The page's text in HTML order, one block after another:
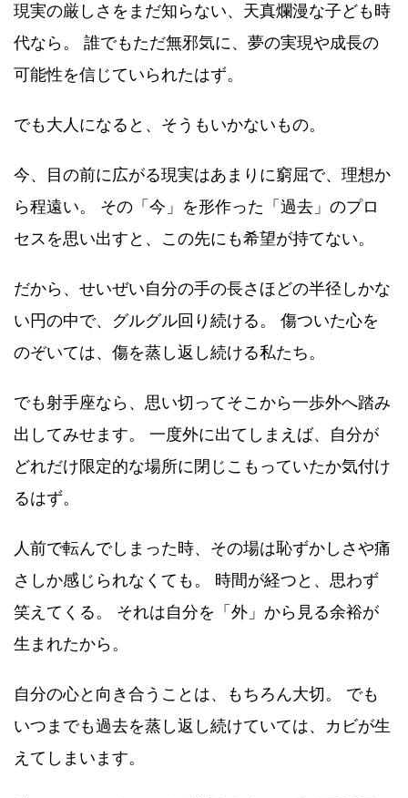
現実の厳しさをまだ知らない、天真爛漫な子ども時
代なら。 誰でもただ無邪気に、夢の実現や成長の
可能性を信じていられたはず。
でも大人になると、そうもいかないもの。
今、目の前に広がる現実はあまりに窮屈で、理想か
ら程遠い。 その「今」を形作った「過去」のプロ
セスを思い出すと、この先にも希望が持てない。
だから、せいぜい自分の手の長さほどの半径しかな
い円の中で、グルグル回り続ける。 傷ついた心を
のぞいては、傷を蒸し返し続ける私たち。
でも射手座なら、思い切ってそこから一歩外へ踏み
出してみせます。 一度外に出てしまえば、自分が
どれだけ限定的な場所に閉じこもっていたか気付け
るはず。
人前で転んでしまった時、その場は恥ずかしさや痛
さしか感じられなくても。 時間が経つと、思わず
笑えてくる。 それは自分を「外」から見る余裕が
生まれたから。
自分の心と向き合うことは、もちろん大切。 でも
いつまでも過去を蒸し返し続けていては、カビが生
えてしまいます。